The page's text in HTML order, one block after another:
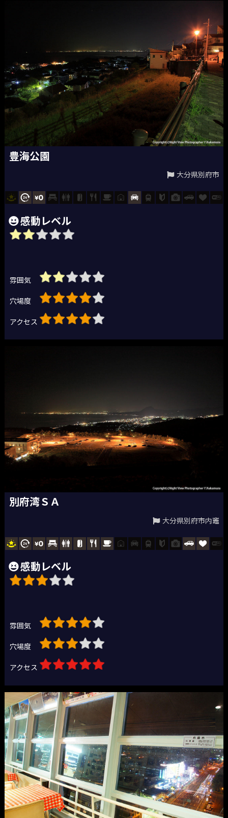
豊海公園
大分県別府市
感動レベル
雰囲気
穴場度
アクセス
別府湾ＳＡ
大分県別府市内竈
感動レベル
雰囲気
穴場度
アクセス